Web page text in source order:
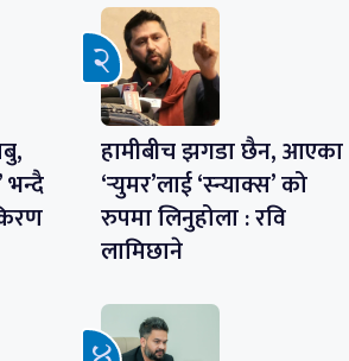
भन्दै
हामीबीच झगडा छैन, आएका
‘र्‍युमर’लाई ‘स्न्याक्स’ को
रुपमा लिनुहोला : रवि
लामिछाने